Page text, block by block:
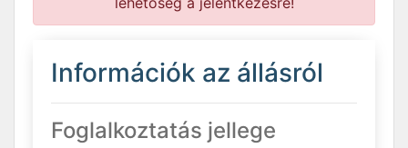
Információk az állásról
Foglalkoztatás jellege